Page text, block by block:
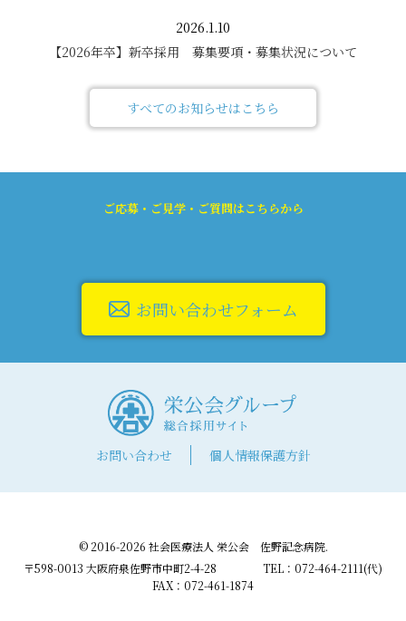
2026.1.10
【2026年卒】新卒採用 募集要項・募集状況について
すべてのお知らせはこちら
ご応募・ご見学・ご質問はこちらから
お問い合わせフォーム
お問い合わせ 個人情報保護方針
© 2016-2026 社会医療法人 栄公会 佐野記念病院.
〒598-0013 大阪府泉佐野市中町2-4-28
TEL：072-464-2111(代)
FAX：072-461-1874